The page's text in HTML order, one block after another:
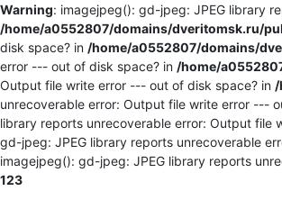
Warning: imagejpeg(): gd-jpeg: JPEG library
/home/a0552807/domains/dveritomsk.ru/
disk space? in /home/a0552807/domains/
error --- out of disk space? in /home/
Output file write error --- out of disk space? in /
unrecoverable error: Output file write error ---
library reports unrecoverable error: Output file
gd-jpeg: JPEG library reports unrecoverable
imagejpeg(): gd-jpeg: JPEG library reports
123